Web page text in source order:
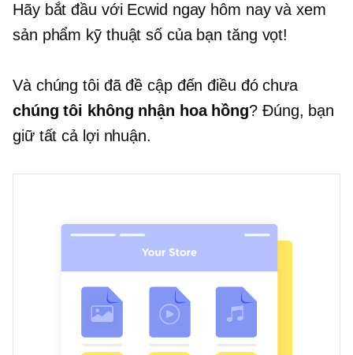
Hãy bắt đầu với Ecwid ngay hôm nay và xem
sản phẩm kỹ thuật số của bạn tăng vọt!
Và chúng tôi đã đề cập đến điều đó chưa
chúng tôi không nhận hoa hồng? Đúng, bạn
giữ tất cả lợi nhuận.